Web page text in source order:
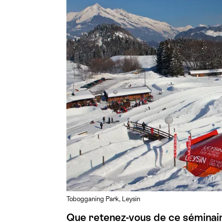
Tobogganing Park, Leysin
Que retenez-vous de ce